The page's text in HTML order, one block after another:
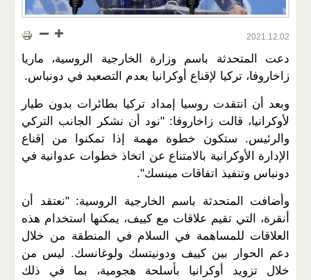
2021.12.02
دعت المتحدثة باسم وزارة الخارجية الروسية، ماريا
زاخاروفا، تركيا لإقناع أوكرانيا بعدم التصعيد في دونباس.
وبعد أن انتقدت روسيا إمداد تركيا بطائرات بدون طيار
لأوكرانيا، قالت زاخاروفا: "نود أن نشكر الجانب التركي
والرئيس. ستكون خطوة مهمة إذا تمكنوا من إقناع
الإدارة الأوكرانية بالامتناع عن اتخاذ خطوات عدوانية في
دونباس وتنفيذ اتفاقات مينسك".
وأضافت المتحدثة باسم الخارجية الروسية: "نعتقد أن
أنقرة، التي تقيم علاقات مع كييف، يمكنها استخدام هذه
العلاقات للمساهمة في السلام في المنطقة من خلال
دعم الحوار بين كييف ودونيتسك ولوغانسك. ليس من
خلال تزويد أوكرانيا بأسلحة هجومية، بما في ذلك